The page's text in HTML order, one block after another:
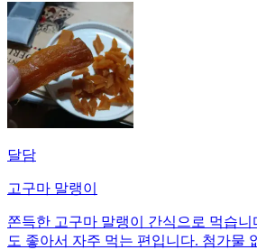
달담
고구마 말랭이
쫀득한 고구마 말랭이 간식으로 먹습니
도 좋아서 자주 먹는 편입니다. 첨가물